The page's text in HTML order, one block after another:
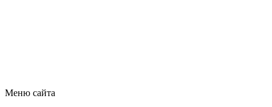
Меню сайта